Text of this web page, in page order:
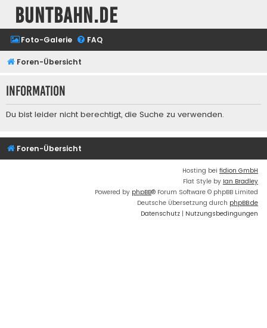
buntbahn.de
Foto-Galerie FAQ
Foren-Übersicht
Information
Du bist leider nicht berechtigt, die Suche zu verwenden.
Foren-Übersicht
Hosting bei fidion GmbH
Flat Style by Ian Bradley
Powered by phpBB® Forum Software © phpBB Limited
Deutsche Übersetzung durch phpBB.de
Datenschutz | Nutzungsbedingungen